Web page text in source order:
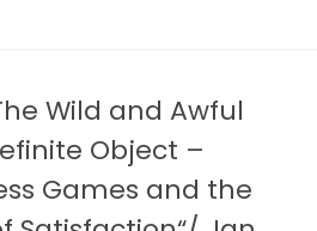
Wild and Awful
Object –
Games and the